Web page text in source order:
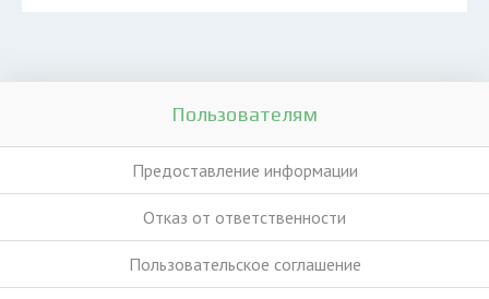
Пользователям
Предоставление информации
Отказ от ответственности
Пользовательское соглашение